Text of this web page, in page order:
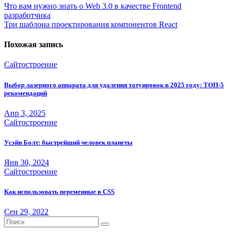
Навигация
по
Что вам нужно знать о Web 3.0 в качестве Frontend
разработчика
Три шаблона проектирования компонентов React
Похожая запись
Сайтостроение
Выбор лазерного аппарата для удаления татуировок в 2025 году: ТОП-5
рекомендаций
Апр 3, 2025
Сайтостроение
Усэйн Болт: быстрейший человек планеты
Янв 30, 2024
Сайтостроение
Как использовать переменные в CSS
Сен 29, 2022